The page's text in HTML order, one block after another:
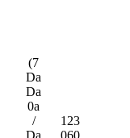
(7
Da
Da
0a
/
Da
123
060